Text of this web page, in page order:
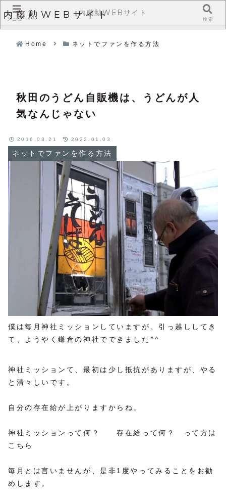
内藤勲WEBサイト
Home ネットでファンを作る方法
秋田のうどん自販機は、うどんが人
気なんじゃない
ネットでファンを作る方法
2016.03.21 2022.01.03
僕は毎月神社ミッションしていますが、引っ越ししてき
て、ようやく鎌倉の神社でできました^^
神社ミッションて、最初は少し抵抗がありますが、やる
と清々しいです。
自分の存在給が上がりますからね。
神社ミッションって何？ 存在給って何？ って方は
こちら
毎月とは言いませんが、是非1度やってみることをお勧
めします。
メニュー
内藤勲WEBサイト
検索